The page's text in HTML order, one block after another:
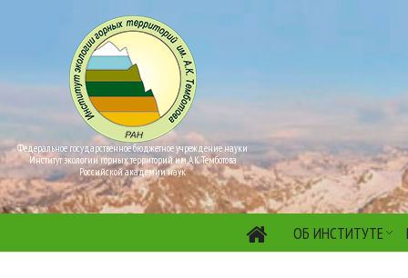
Федеральное государственное бюджетное учреждение науки
Институт экологии горных территорий им. А.К. Темботова
Российской академии наук
ОБ ИНСТИТУТЕ